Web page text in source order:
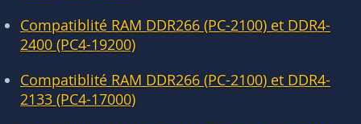
Compatiblité RAM DDR266 (PC-2100) et DDR4-
2400 (PC4-19200)
Compatiblité RAM DDR266 (PC-2100) et DDR4-
2133 (PC4-17000)